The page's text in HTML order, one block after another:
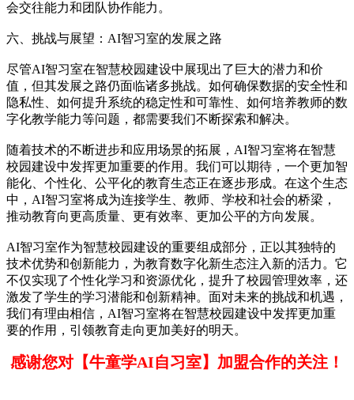
会交往能力和团队协作能力。
六、挑战与展望：AI智习室的发展之路
尽管AI智习室在智慧校园建设中展现出了巨大的潜力和价
值，但其发展之路仍面临诸多挑战。如何确保数据的安全性和
隐私性、如何提升系统的稳定性和可靠性、如何培养教师的数
字化教学能力等问题，都需要我们不断探索和解决。
随着技术的不断进步和应用场景的拓展，AI智习室将在智慧
校园建设中发挥更加重要的作用。我们可以期待，一个更加智
能化、个性化、公平化的教育生态正在逐步形成。在这个生态
中，AI智习室将成为连接学生、教师、学校和社会的桥梁，
推动教育向更高质量、更有效率、更加公平的方向发展。
AI智习室作为智慧校园建设的重要组成部分，正以其独特的
技术优势和创新能力，为教育数字化新生态注入新的活力。它
不仅实现了个性化学习和资源优化，提升了校园管理效率，还
激发了学生的学习潜能和创新精神。面对未来的挑战和机遇，
我们有理由相信，AI智习室将在智慧校园建设中发挥更加重
要的作用，引领教育走向更加美好的明天。
感谢您对【牛童学AI自习室】加盟合作的关注！